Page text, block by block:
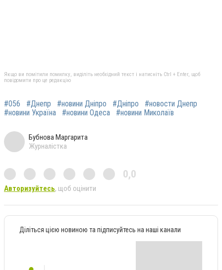
Якщо ви помітили помилку, виділіть необхідний текст і натисніть Ctrl + Enter, щоб
повідомити про це редакцію
#056 #Днепр #новини Дніпро #Дніпро
#новости Днепр
#новини Україна
#новини Одеса #новини Миколаїв
Бубнова Маргарита
Журналістка
0,0
Авторизуйтесь, щоб оцінити
Діліться цією новиною та підписуйтесь на наші канали